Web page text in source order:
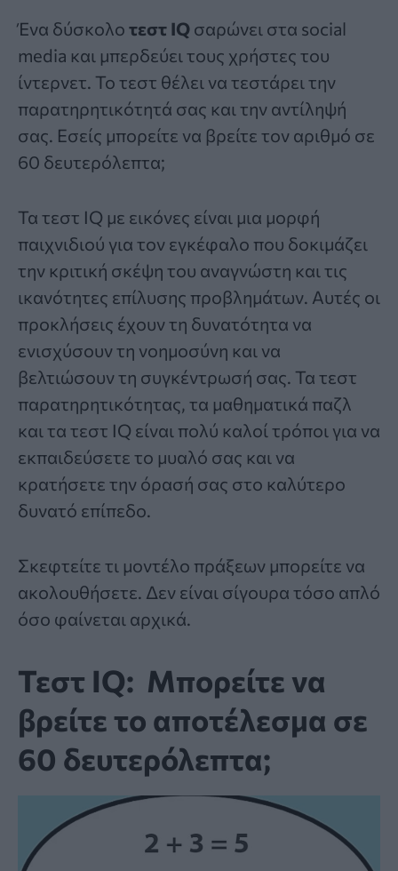
Ένα δύσκολο τεστ IQ σαρώνει στα social
media και μπερδεύει τους χρήστες του
ίντερνετ. Το τεστ θέλει να τεστάρει την
παρατηρητικότητά σας και την αντίληψή
σας. Εσείς μπορείτε να βρείτε τον αριθμό σε
60 δευτερόλεπτα;
Τα τεστ IQ με εικόνες είναι μια μορφή
παιχνιδιού για τον εγκέφαλο που δοκιμάζει
την κριτική σκέψη του αναγνώστη και τις
ικανότητες επίλυσης προβλημάτων. Αυτές οι
προκλήσεις έχουν τη δυνατότητα να
ενισχύσουν τη νοημοσύνη και να
βελτιώσουν τη συγκέντρωσή σας. Τα τεστ
παρατηρητικότητας, τα μαθηματικά παζλ
και τα τεστ IQ είναι πολύ καλοί τρόποι για να
εκπαιδεύσετε το μυαλό σας και να
κρατήσετε την όρασή σας στο καλύτερο
δυνατό επίπεδο.
Σκεφτείτε τι μοντέλο πράξεων μπορείτε να
ακολουθήσετε. Δεν είναι σίγουρα τόσο απλό
όσο φαίνεται αρχικά.
Τεστ IQ: Mπορείτε να
βρείτε το αποτέλεσμα σε
60 δευτερόλεπτα;